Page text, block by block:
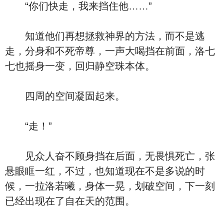
“你们快走，我来挡住他……”
知道他们再想拯救神界的方法，而不是逃
走，分身和不死帝尊，一声大喝挡在前面，洛七
七也摇身一变，回归静空珠本体。
四周的空间凝固起来。
“走！”
见众人奋不顾身挡在后面，无畏惧死亡，张
悬眼眶一红，不过，也知道现在不是多说的时
候，一拉洛若曦，身体一晃，划破空间，下一刻
已经出现在了自在天的范围。